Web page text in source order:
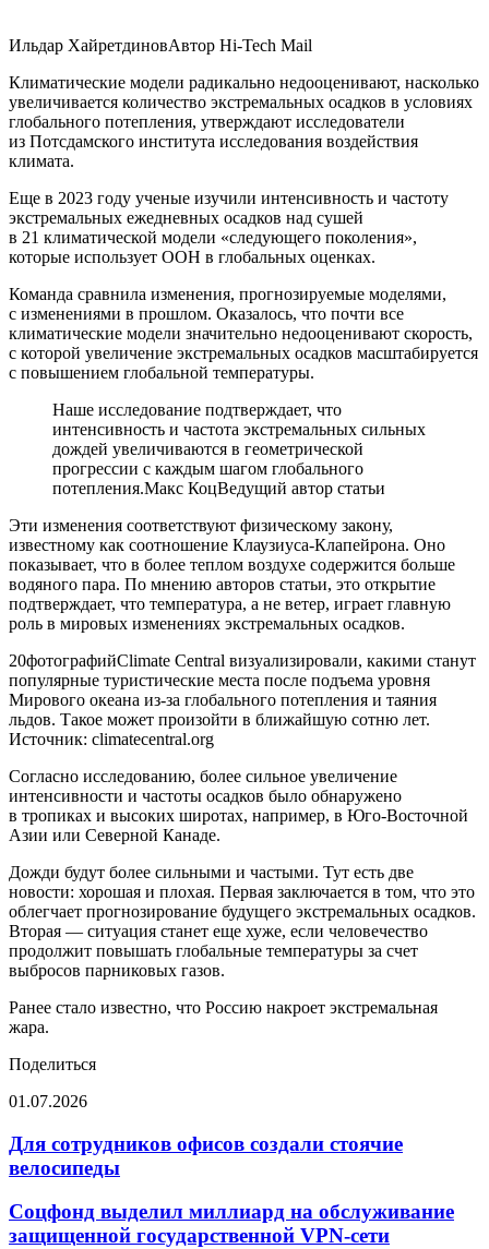
Ильдар ХайретдиновАвтор Hi-Tech Mail
Климатические модели радикально недооценивают, насколько
увеличивается количество экстремальных осадков в условиях
глобального потепления, утверждают исследователи
из Потсдамского института исследования воздействия
климата.
Еще в 2023 году ученые изучили интенсивность и частоту
экстремальных ежедневных осадков над сушей
в 21 климатической модели «следующего поколения»,
которые использует ООН в глобальных оценках.
Команда сравнила изменения, прогнозируемые моделями,
с изменениями в прошлом. Оказалось, что почти все
климатические модели значительно недооценивают скорость,
с которой увеличение экстремальных осадков масштабируется
с повышением глобальной температуры.
Наше исследование подтверждает, что
интенсивность и частота экстремальных сильных
дождей увеличиваются в геометрической
прогрессии с каждым шагом глобального
потепления.Макс КоцВедущий автор статьи
Эти изменения соответствуют физическому закону,
известному как соотношение Клаузиуса-Клапейрона. Оно
показывает, что в более теплом воздухе содержится больше
водяного пара. По мнению авторов статьи, это открытие
подтверждает, что температура, а не ветер, играет главную
роль в мировых изменениях экстремальных осадков.
20фотографийClimate Central визуализировали, какими станут
популярные туристические места после подъема уровня
Мирового океана из-за глобального потепления и таяния
льдов. Такое может произойти в ближайшую сотню лет.
Источник: climatecentral.org
Согласно исследованию, более сильное увеличение
интенсивности и частоты осадков было обнаружено
в тропиках и высоких широтах, например, в Юго-Восточной
Азии или Северной Канаде.
Дожди будут более сильными и частыми. Тут есть две
новости: хорошая и плохая. Первая заключается в том, что это
облегчает прогнозирование будущего экстремальных осадков.
Вторая — ситуация станет еще хуже, если человечество
продолжит повышать глобальные температуры за счет
выбросов парниковых газов.
Ранее стало известно, что Россию накроет экстремальная
жара.
Поделиться
01.07.2026
через
электронную
почту
Для сотрудников офисов создали стоячие
велосипеды
Соцфонд выделил миллиард на обслуживание
защищенной государственной VPN-сети